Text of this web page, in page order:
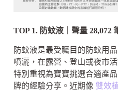
TOP 1. 防蚊液｜聲量 28,072
防蚊液是最受矚目的防蚊用
噴灑，在露營、登山或夜市
特別重視為寶寶挑選合適產
牌的經驗分享。近期像 雙效